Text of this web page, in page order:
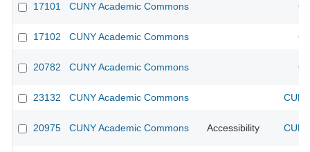
17101 CUNY Academic Commons
17102 CUNY Academic Commons
20782 CUNY Academic Commons
23132 CUNY Academic Commons
20975 CUNY Academic Commons Accessibility